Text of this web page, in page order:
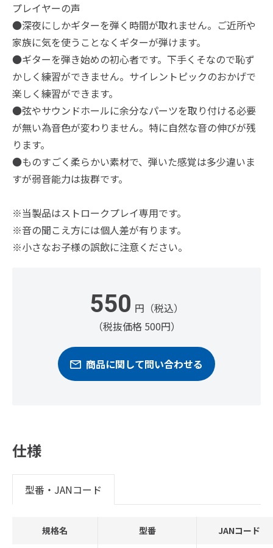
プレイヤーの声
●深夜にしかギターを弾く時間が取れません。ご近所や
家族に気を使うことなくギターが弾けます。
●ギターを弾き始めの初心者です。下手くそなので恥ず
かしく練習ができません。サイレントピックのおかげで
楽しく練習ができます。
●弦やサウンドホールに余分なパーツを取り付ける必要
が無い為音色が変わりません。特に自然な音の伸びが残
ります。
●ものすごく柔らかい素材で、弾いた感覚は多少違いま
すが弱音能力は抜群です。
※当製品はストロークプレイ専用です。
※音の聞こえ方には個人差が有ります。
※小さなお子様の誤飲に注意ください。
550 円（税込）
（税抜価格 500円）
商品に関して問い合わせる
仕様
型番・JANコード
規格名 型番 JANコード